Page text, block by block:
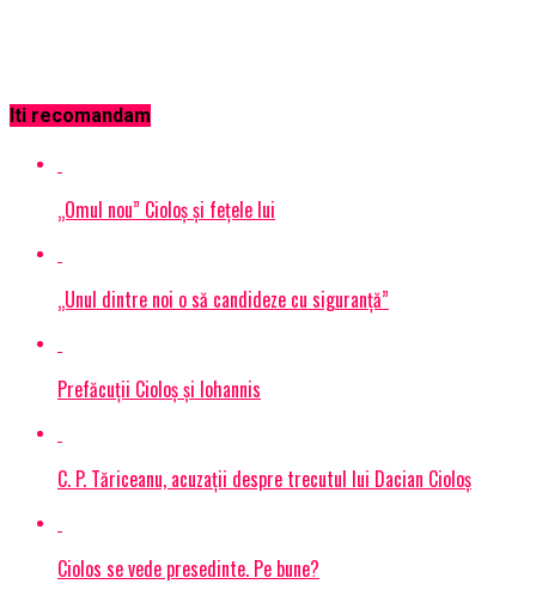
Iti recomandam
„Omul nou” Cioloș și fețele lui
„Unul dintre noi o să candideze cu siguranță”
Prefăcuții Cioloș și Iohannis
C. P. Tăriceanu, acuzaţii despre trecutul lui Dacian Cioloş
Ciolos se vede presedinte. Pe bune?